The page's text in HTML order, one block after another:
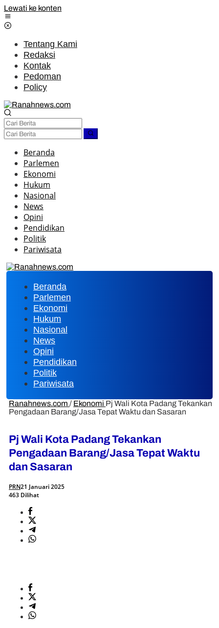
Lewati ke konten
Tentang Kami
Redaksi
Kontak
Pedoman
Policy
Beranda
Parlemen
Ekonomi
Hukum
Nasional
News
Opini
Pendidikan
Politik
Pariwisata
Beranda
Parlemen
Ekonomi
Hukum
Nasional
News
Opini
Pendidikan
Politik
Pariwisata
Ranahnews.com / Ekonomi Pj Wali Kota Padang Tekankan
Pengadaan Barang/Jasa Tepat Waktu dan Sasaran
Pj Wali Kota Padang Tekankan
Pengadaan Barang/Jasa Tepat Waktu
dan Sasaran
PRN21 Januari 2025
463 Dilihat